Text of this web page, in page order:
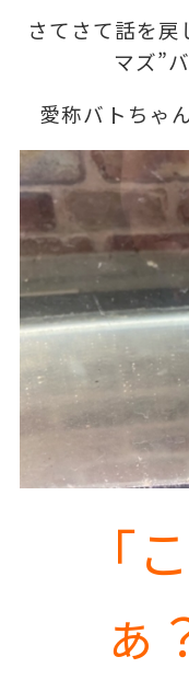
さてさて話を
マズ”
愛称バトちゃ
「
ぁ